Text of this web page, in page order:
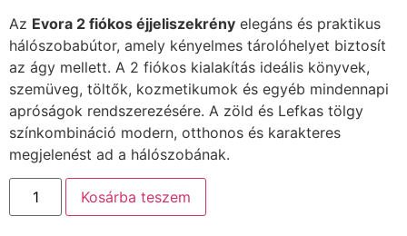
Az Evora 2 fiókos éjjeliszekrény elegáns és praktikus
hálószobabútor, amely kényelmes tárolóhelyet biztosít
az ágy mellett. A 2 fiókos kialakítás ideális könyvek,
szemüveg, töltők, kozmetikumok és egyéb mindennapi
apróságok rendszerezésére. A zöld és Lefkas tölgy
színkombináció modern, otthonos és karakteres
megjelenést ad a hálószobának.
Kosárba teszem